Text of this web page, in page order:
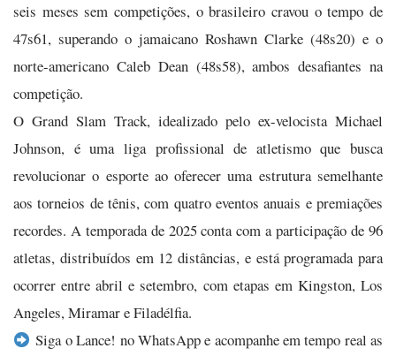
seis meses sem competições, o brasileiro cravou o tempo de
47s61, superando o jamaicano Roshawn Clarke (48s20) e o
norte-americano Caleb Dean (48s58), ambos desafiantes na
competição.
O Grand Slam Track, idealizado pelo ex-velocista Michael
Johnson, é uma liga profissional de atletismo que busca
revolucionar o esporte ao oferecer uma estrutura semelhante
aos torneios de tênis, com quatro eventos anuais e premiações
recordes. A temporada de 2025 conta com a participação de 96
atletas, distribuídos em 12 distâncias, e está programada para
ocorrer entre abril e setembro, com etapas em Kingston, Los
Angeles, Miramar e Filadélfia.
Siga o Lance! no WhatsApp e acompanhe em tempo real as